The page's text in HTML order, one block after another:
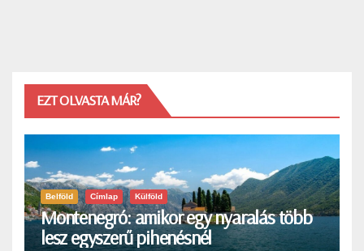
EZT OLVASTA MÁR?
Belföld Címlap Külföld
Montenegró: amikor egy nyaralás több
lesz egyszerű pihenésnél